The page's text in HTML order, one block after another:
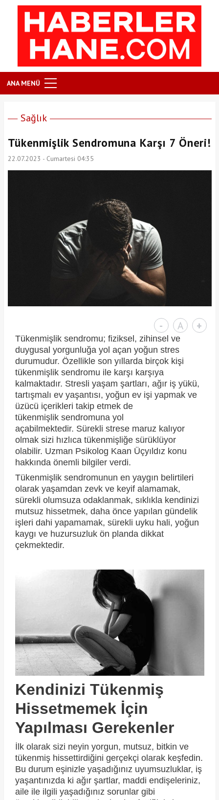
ANA MENÜ
Sağlık
Tükenmişlik Sendromuna Karşı 7 Öneri!
22.07.2023 - Cumartesi 04:35
- A +
Tükenmişlik sendromu; fiziksel, zihinsel ve
duygusal yorgunluğa yol açan yoğun stres
durumudur. Özellikle son yıllarda birçok kişi
tükenmişlik sendromu ile karşı karşıya
kalmaktadır. Stresli yaşam şartları, ağır iş yükü,
tartışmalı ev yaşantısı, yoğun ev işi yapmak ve
üzücü içerikleri takip etmek de
tükenmişlik sendromuna yol
açabilmektedir. Sürekli strese maruz kalıyor
olmak sizi hızlıca tükenmişliğe sürüklüyor
olabilir. Uzman Psikolog Kaan Üçyıldız konu
hakkında önemli bilgiler verdi.
Tükenmişlik sendromunun en yaygın belirtileri
olarak yaşamdan zevk ve keyif alamamak,
sürekli olumsuza odaklanmak, sıklıkla kendinizi
mutsuz hissetmek, daha önce yapılan gündelik
işleri dahi yapamamak, sürekli uyku hali, yoğun
kaygı ve huzursuzluk ön planda dikkat
çekmektedir.
Kendinizi Tükenmiş
Hissetmemek İçin
Yapılması Gerekenler
İlk olarak sizi neyin yorgun, mutsuz, bitkin ve
tükenmiş hissettirdiğini gerçekçi olarak keşfedin.
Bu durum eşinizle yaşadığınız uyumsuzluklar, iş
yaşantınızda ki ağır şartlar, maddi endişeleriniz,
aile ile ilgili yaşadığınız sorunlar gibi